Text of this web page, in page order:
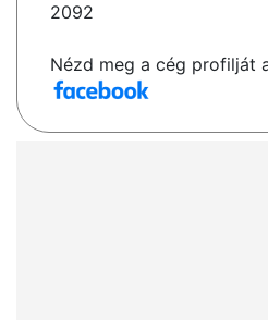
2092
Nézd meg a cég profilját